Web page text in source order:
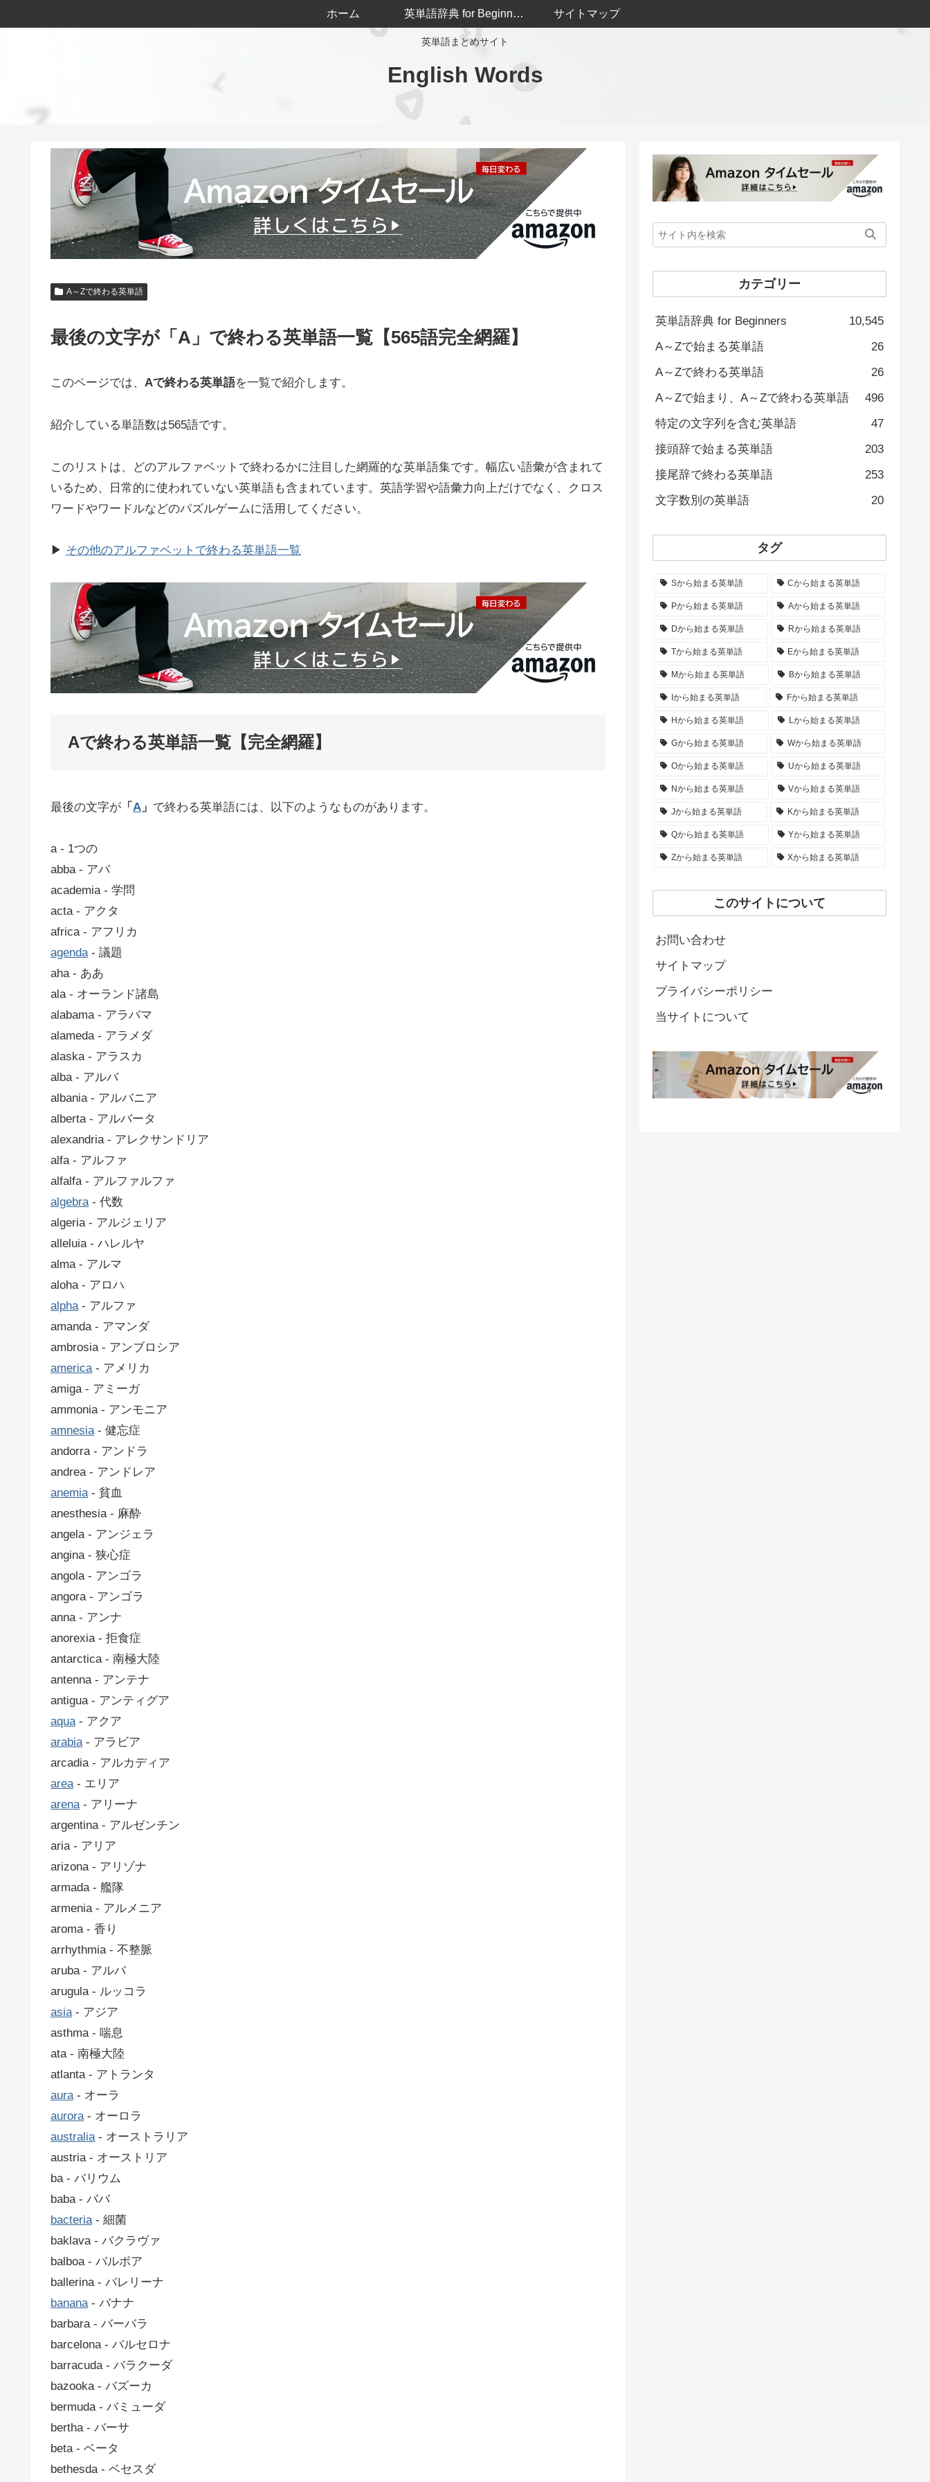
英単語まとめサイト
English Words
ホーム 英単語辞典 for Beginners サイトマップ
A～Zで終わる英単語
最後の文字が「A」で終わる英単語一覧【565語完全網羅】
このページでは、 Aで終わる英単語を一覧で紹介します。
紹介している単語数は565語です。
このリストは、どのアルファベットで終わるかに注目した網羅的な英単語集です。幅広い語彙が含まれて
いるため、日常的に使われていない英単語も含まれています。英語学習や語彙力向上だけでなく、クロス
ワードやワードルなどのパズルゲームに活用してください。
▶ その他のアルファベットで終わる英単語一覧
Aで終わる英単語一覧【完全網羅】
最後の文字が 「 A 」 で終わる英単語には、以下のようなものがあります。
a ‐ 1つの
abba ‐ アバ
academia ‐ 学問
acta ‐ アクタ
africa ‐ アフリカ
agenda‐ 議題
aha ‐ ああ
ala ‐ オーランド諸島
alabama ‐ アラバマ
alameda ‐ アラメダ
alaska ‐ アラスカ
alba ‐ アルバ
albania ‐ アルバニア
alberta ‐ アルバータ
alexandria ‐ アレクサンドリア
alfa ‐ アルファ
alfalfa ‐ アルファルファ
algebra‐ 代数
algeria ‐ アルジェリア
alleluia ‐ ハレルヤ
alma ‐ アルマ
aloha ‐ アロハ
alpha‐ アルファ
amanda ‐ アマンダ
ambrosia ‐ アンブロシア
america‐ アメリカ
amiga ‐ アミーガ
ammonia ‐ アンモニア
amnesia‐ 健忘症
andorra ‐ アンドラ
andrea ‐ アンドレア
anemia‐ 貧血
anesthesia ‐ 麻酔
angela ‐ アンジェラ
angina ‐ 狭心症
angola ‐ アンゴラ
angora ‐ アンゴラ
anna ‐ アンナ
anorexia ‐ 拒食症
antarctica ‐ 南極大陸
antenna ‐ アンテナ
antigua ‐ アンティグア
aqua‐ アクア
arabia‐ アラビア
arcadia ‐ アルカディア
area‐ エリア
arena‐ アリーナ
argentina ‐ アルゼンチン
aria ‐ アリア
arizona ‐ アリゾナ
armada ‐ 艦隊
armenia ‐ アルメニア
aroma ‐ 香り
arrhythmia ‐ 不整脈
aruba ‐ アルバ
arugula ‐ ルッコラ
asia‐ アジア
asthma ‐ 喘息
ata ‐ 南極大陸
atlanta ‐ アトランタ
aura‐ オーラ
aurora‐ オーロラ
australia‐ オーストラリア
austria ‐ オーストリア
ba ‐ バリウム
baba ‐ ババ
bacteria‐ 細菌
baklava ‐ バクラヴァ
balboa ‐ バルボア
ballerina ‐ バレリーナ
banana‐ バナナ
barbara ‐ バーバラ
barcelona ‐ バルセロナ
barracuda ‐ バラクーダ
bazooka ‐ バズーカ
bermuda ‐ バミューダ
bertha ‐ バーサ
beta ‐ ベータ
bethesda ‐ ベセスダ
カテゴリー
英単語辞典 for Beginners
10,545
A～Zで始まる英単語
26
A～Zで終わる英単語
26
A～Zで始まり、A～Zで終わる英単語
496
特定の文字列を含む英単語
47
接頭辞で始まる英単語
203
接尾辞で終わる英単語
253
文字数別の英単語
20
タグ
Sから始まる英単語 Cから始まる英単語
Pから始まる英単語 Aから始まる英単語
Dから始まる英単語 Rから始まる英単語
Tから始まる英単語 Eから始まる英単語
Mから始まる英単語 Bから始まる英単語
Iから始まる英単語 Fから始まる英単語
Hから始まる英単語 Lから始まる英単語
Gから始まる英単語 Wから始まる英単語
Oから始まる英単語 Uから始まる英単語
Nから始まる英単語 Vから始まる英単語
Jから始まる英単語 Kから始まる英単語
Qから始まる英単語 Yから始まる英単語
Zから始まる英単語 Xから始まる英単語
このサイトについて
お問い合わせ
サイトマップ
プライバシーポリシー
当サイトについて